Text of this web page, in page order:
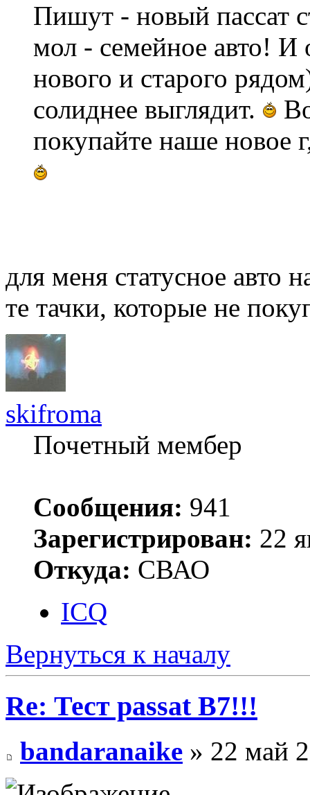
Пишут - новый пассат
мол - семейное авто! И
нового и старого
солиднее выглядит.
покупайте наше новое
для меня статусное
те тачки, которые не
skifroma
Почетный мембер
Сообщения: 941
Зарегистрирован: 22
Откуда: СВАО
ICQ
Вернуться к началу
Re: Тест passat B7!!!
bandaranaike » 22 май